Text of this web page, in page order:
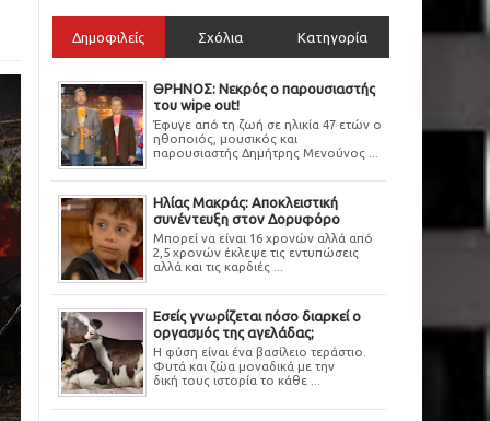
Δημοφιλείς Σχόλια Κατηγορία
ΘΡΗΝΟΣ: Νεκρός ο παρουσιαστής
του wipe out!
Έφυγε από τη ζωή σε ηλικία 47 ετών ο
ηθοποιός, μουσικός και
παρουσιαστής Δημήτρης Μενούνος ...
Ηλίας Μακράς: Αποκλειστική
συνέντευξη στον Δορυφόρο
Μπορεί να είναι 16 χρονών αλλά από
2,5 χρονών έκλεψε τις εντυπώσεις
αλλά και τις καρδιές ...
Εσείς γνωρίζεται πόσο διαρκεί ο
οργασμός της αγελάδας;
Η φύση είναι ένα βασίλειο τεράστιο.
Φυτά και ζώα μοναδικά με την
δική τους ιστορία το κάθε ...